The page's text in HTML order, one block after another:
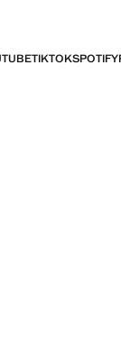
TIKTOKSPOTIFY